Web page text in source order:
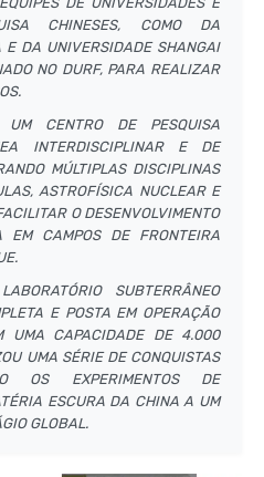
CHINESES, COMO DA
E DA UNIVERSIDADE SHANGAI
NO DURF, PARA REALIZAR
CENTRO DE PESQUISA
INTERDISCIPLINAR E DE
MÚLTIPLAS DISCIPLINAS
ASTROFÍSICA NUCLEAR E
O DESENVOLVIMENTO
CAMPOS DE FRONTEIRA
SUBTERRÂNEO
E POSTA EM OPERAÇÃO
UMA CAPACIDADE DE 4.000
UMA SÉRIE DE CONQUISTAS
OS EXPERIMENTOS DE
ESCURA DA CHINA A UM
GLOBAL.